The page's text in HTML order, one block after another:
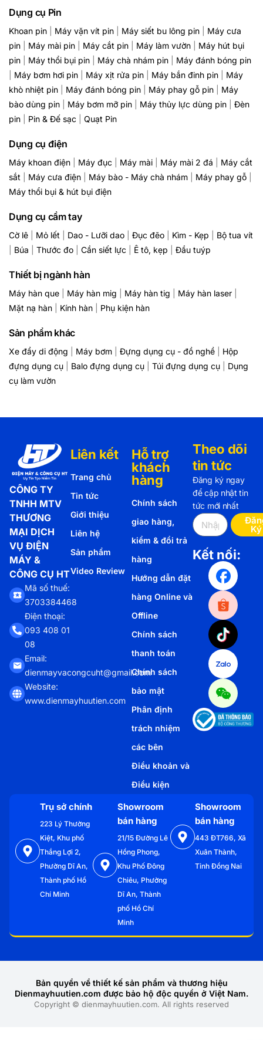
Dụng cụ Pin
Khoan pin Máy vặn vít pin Máy siết bu lông pin
Máy cưa
pin
Máy mài pin Máy cắt pin Máy làm vườn
Máy hút bụi
pin
Máy thổi bụi pin Máy chà nhám pin
Máy đánh bóng pin
Máy bơm hơi pin Máy xịt rửa pin Máy bắn đinh pin
Máy
khò nhiệt pin
Máy đánh bóng pin Máy phay gỗ pin
Máy
bào dùng pin
Máy bơm mỡ pin Máy thủy lực dùng pin
Đèn
pin
Pin & Đế sạc Quạt Pin
Dụng cụ điện
Máy khoan điện Máy đục Máy mài Máy mài 2 đá
Máy cắt
sắt
Máy cưa điện Máy bào - Máy chà nhám Máy phay gỗ
Máy thổi bụi & hút bụi điện
Dụng cụ cầm tay
Cờ lê Mỏ lết Dao - Lưỡi dao Đục đẽo Kìm - Kẹp
Bộ tua vít
Búa Thước đo Cần siết lực Ê tô, kẹp Đầu tuýp
Thiết bị ngành hàn
Máy hàn que Máy hàn mig Máy hàn tig Máy hàn laser
Mặt nạ hàn
Kính hàn Phụ kiện hàn
Sản phẩm khác
Xe đẩy di động Máy bơm Đựng dụng cụ - đồ nghề
Hộp
đựng dụng cụ
Balo đựng dụng cụ Túi đựng dụng cụ
Dụng
cụ làm vườn
CÔNG TY
TNHH MTV
THƯƠNG
MẠI DỊCH
VỤ ĐIỆN
MÁY &
CÔNG CỤ HT
Mã số thuế:
3703384468
Điện thoại:
093 408 01
08
Email:
dienmayvacongcuht@gmail.com
Website:
www.dienmayhuutien.com
Liên kết
Trang chủ
Tin tức
Giới thiệu
Liên hệ
Sản phẩm
Video Review
Hỗ trợ
khách
hàng
Chính sách
giao hàng,
kiểm & đổi trả
hàng
Hướng dẫn đặt
hàng Online và
Offline
Chính sách
thanh toán
Chính sách
bảo mật
Phân định
trách nhiệm
các bên
Điều khoản và
Điều kiện
Theo dõi
tin tức
Đăng ký ngay
để cập nhật tin
tức mới nhất
Ký
Kết nối:
Trụ sở chính
223 Lý Thường
Kiệt, Khu phố
Thắng Lợi 2,
Phường Dĩ An,
Thành phố Hồ
Chí Minh
Showroom
bán hàng
21/15 Đường Lê
Hồng Phong,
Khu Phố Đông
Chiêu, Phường
Dĩ An, Thành
phố Hồ Chí
Minh
Showroom
bán hàng
443 ĐT766, Xã
Xuân Thành,
Tỉnh Đồng Nai
Copyright © dienmayhuutien.com. All rights reserved
Bản quyền về thiết kế sản phẩm và thương hiệu
Dienmayhuutien.com được bảo hộ độc quyền ở Việt Nam.